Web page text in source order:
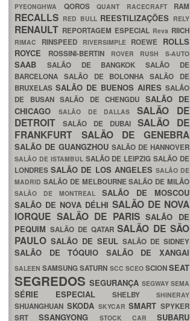
PYEONGHWA QOROS QUANT RACECRAFT RAM
RECALLS RED BULL REESTILIZAÇÕES RELY
RENAULT REPORTAGEM ESPECIAL Reva RIICH
RIMAC RINSPEED RIVERSIMPLE ROEWE ROLLS
ROYCE
ROSSINI-BERTIN ROVER RUSH S-AUTO
SAAB SALÃO DE BANGKOKSALÃO DE
BARCELONA SALÃO DE BOLONHASALÃO DE
BRUXELAS SALÃO DE BUENOS AIRES SALÃO
DE BUSAN SALÃO DE CHENGDU SALÃO DE
CHICAGO
SALÃO DE DALLASSALÃO DE
DETROIT
SALÃO DE DUBAI SALÃO DE
FRANKFURT SALÃO DE GENEBRA
SALÃO DE GUANGZHOU SALÃO DE HANNOVER
SALÃO DE ISTAMBUL SALÃO DE LEIPZIGSALÃO DE
LONDRESSALÃO DE LOS ANGELES SALÃO DE
MADRID SALÃO DE MELBOURNESALÃO DE MILÃO
SALÃO DE MONTREAL SALÃO DE MOSCOU
SALÃO DE NOVA DÉLHI SALÃO DE NOVA
IORQUE SALÃO DE PARISSALÃO DE
PEQUIM SALÃO DE QATARSALÃO DE SÃO
PAULO SALÃO DE SEUL SALÃO DE SIDNEY
SALÃO DE TÓQUIO SALÃO DE XANGAI
SALEENSAMSUNGSATURN SCC SCEO SCIONSEAT
SEGREDOSSEGURANÇA SEGWAYSEMA
SÉRIE ESPECIAL SHELBY SHINERAY
SHUANGHUAN SKODA SKYCARSMART SPYKER
SRTSSANGYONG STOCK CAR SUBARU